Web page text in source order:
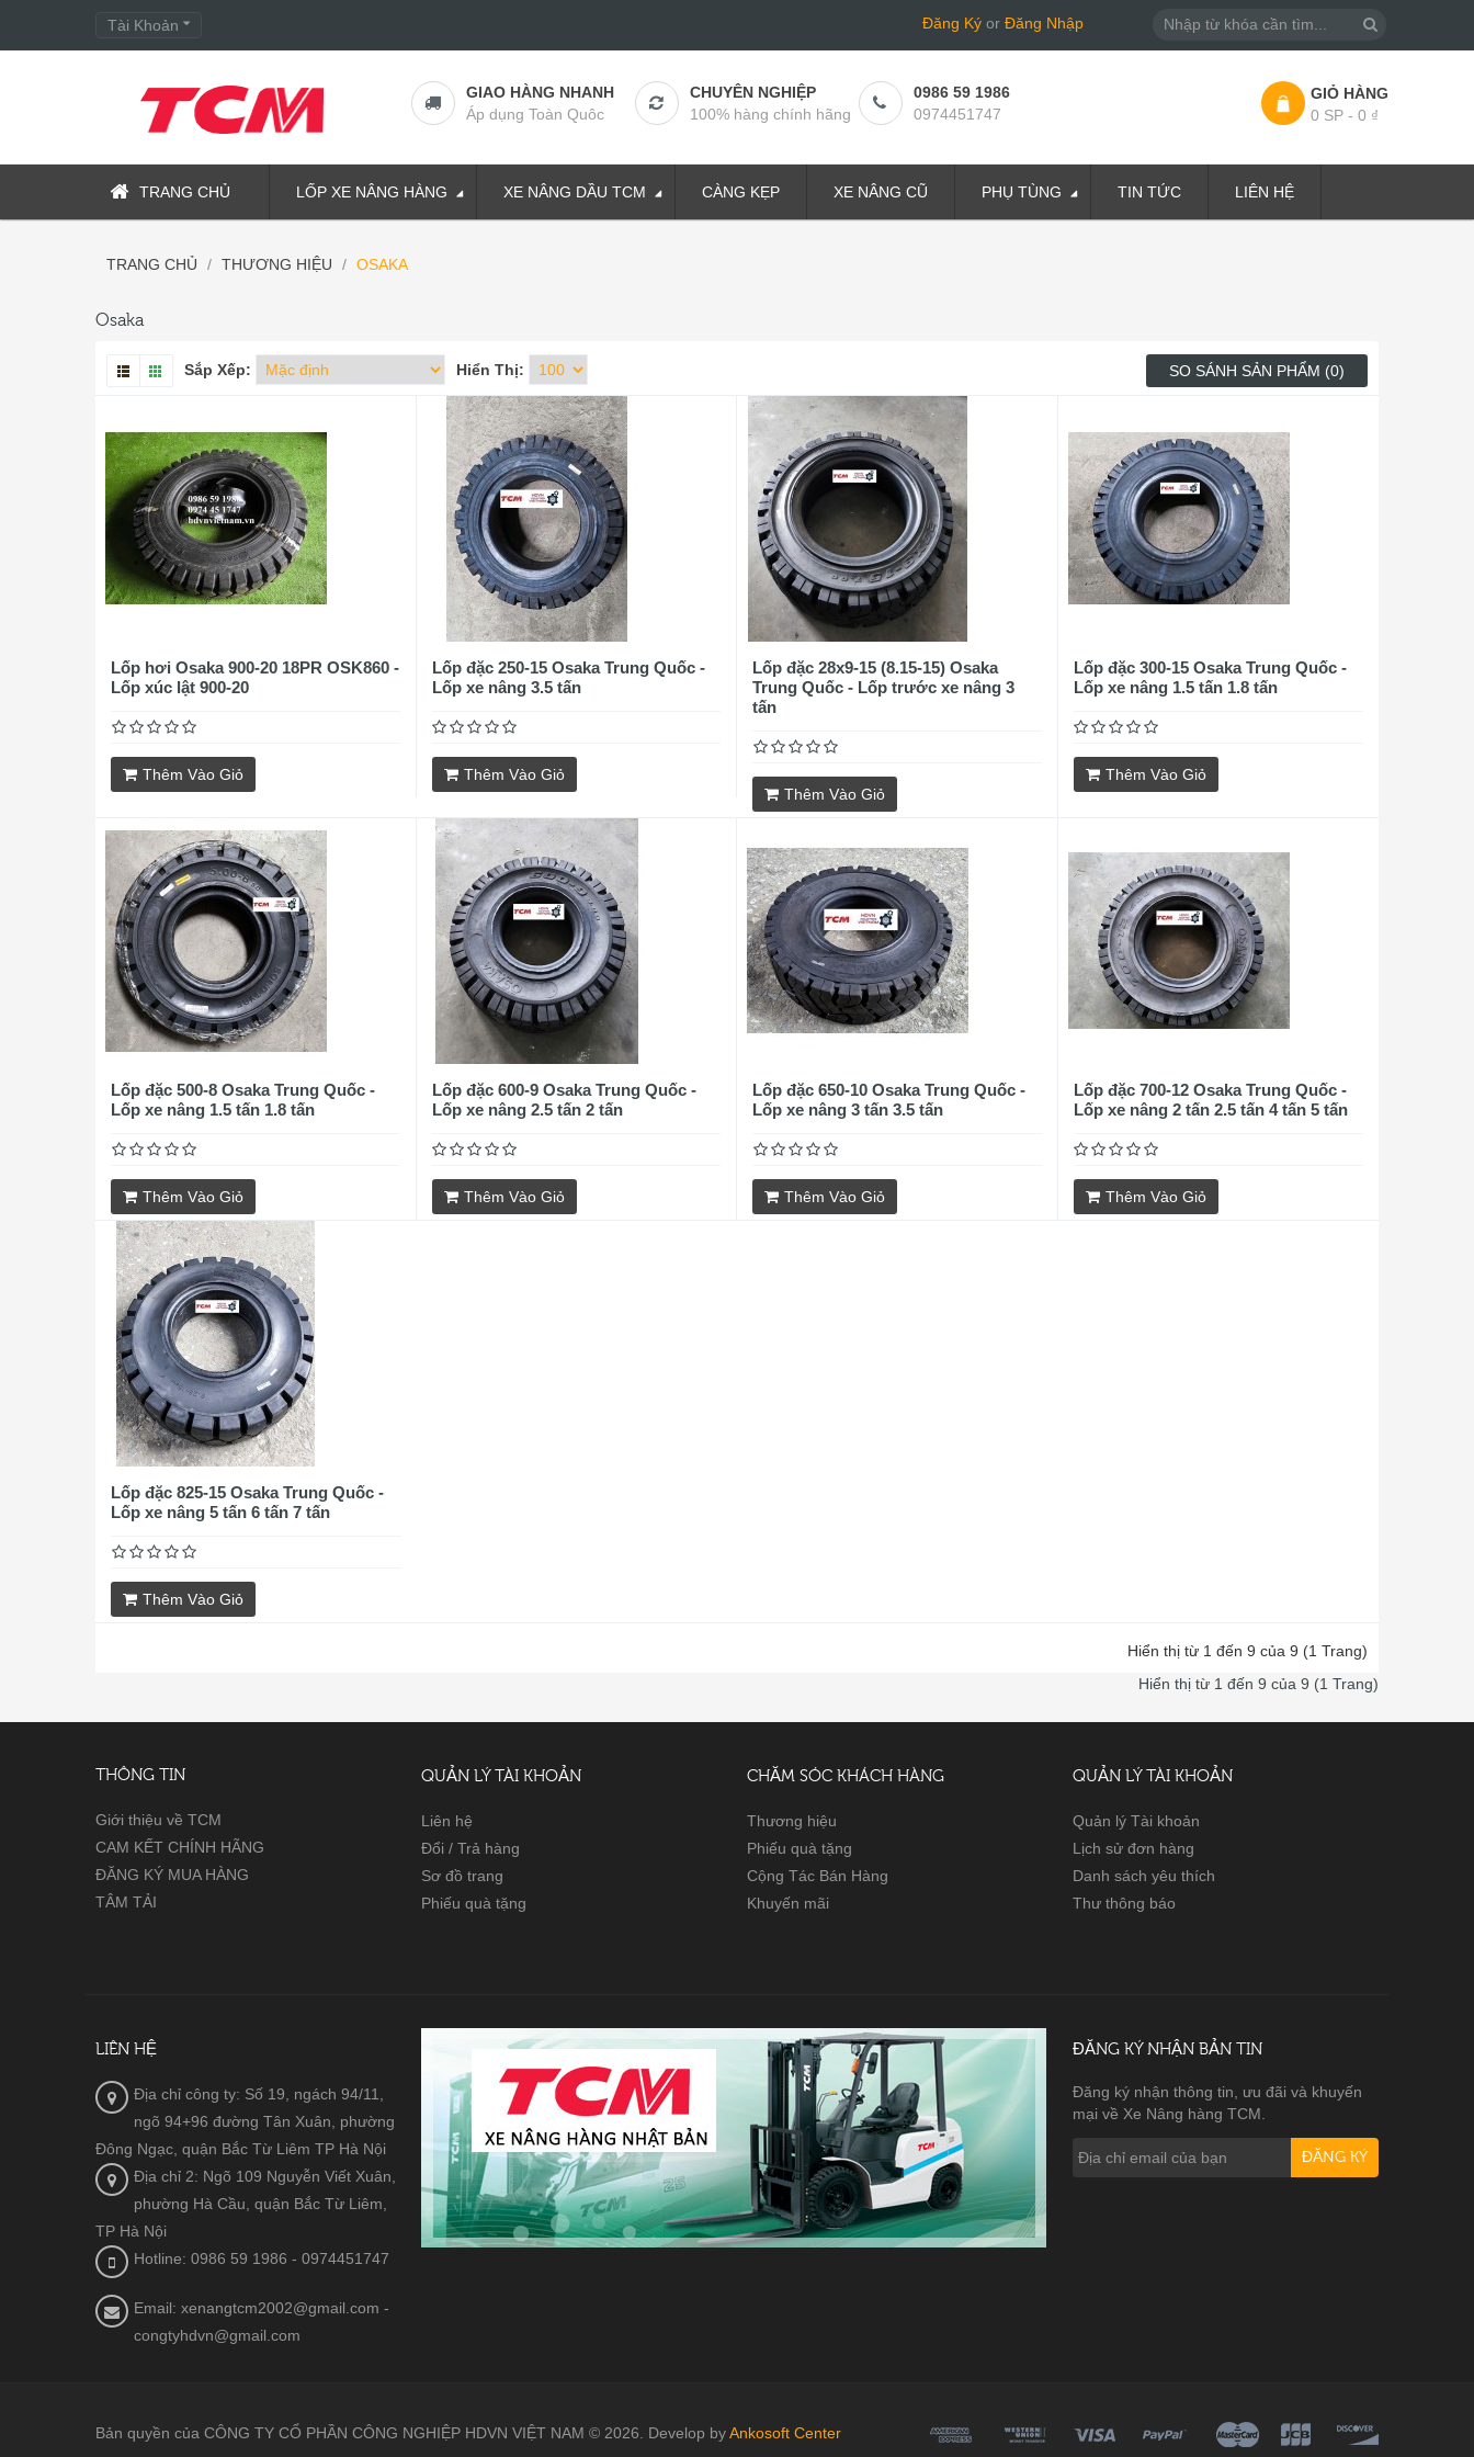
Tài Khoản Đăng Kýor Đăng Nhập
GIAO HÀNG NHANH
Áp dụng Toàn Quôc
CHUYÊN NGHIỆP
100% hàng chính hãng
0986 59 1986
0974451747
GIỎ HÀNG
0 SP - 0 ₫
TRANG CHỦ LỐP XE NÂNG HÀNG XE NÂNG DẦU TCM CÀNG KẸP XE NÂNG CŨ PHỤ TÙNG TIN TỨC LIÊN HỆ
TRANG CHỦ THƯƠNG HIỆU OSAKA
Osaka
SO SÁNH SẢN PHẨM (0)
Sắp Xếp: Hiển Thị:
Lốp hơi Osaka 900-20 18PR OSK860 -
Lốp xúc lật 900-20
Thêm Vào Giỏ
Lốp đặc 250-15 Osaka Trung Quốc -
Lốp xe nâng 3.5 tấn
Thêm Vào Giỏ
Lốp đặc 28x9-15 (8.15-15) Osaka
Trung Quốc - Lốp trước xe nâng 3
tấn
Thêm Vào Giỏ
Lốp đặc 300-15 Osaka Trung Quốc -
Lốp xe nâng 1.5 tấn 1.8 tấn
Thêm Vào Giỏ
Lốp đặc 500-8 Osaka Trung Quốc -
Lốp xe nâng 1.5 tấn 1.8 tấn
Thêm Vào Giỏ
Lốp đặc 600-9 Osaka Trung Quốc -
Lốp xe nâng 2.5 tấn 2 tấn
Thêm Vào Giỏ
Lốp đặc 650-10 Osaka Trung Quốc -
Lốp xe nâng 3 tấn 3.5 tấn
Thêm Vào Giỏ
Lốp đặc 700-12 Osaka Trung Quốc -
Lốp xe nâng 2 tấn 2.5 tấn 4 tấn 5 tấn
Thêm Vào Giỏ
Lốp đặc 825-15 Osaka Trung Quốc -
Lốp xe nâng 5 tấn 6 tấn 7 tấn
Thêm Vào Giỏ
Hiển thị từ 1 đến 9 của 9 (1 Trang)
Hiển thị từ 1 đến 9 của 9 (1 Trang)
THÔNG TIN
Giới thiệu về TCM
CAM KẾT CHÍNH HÃNG
ĐĂNG KÝ MUA HÀNG
TÂM TẢI
QUẢN LÝ TÀI KHOẢN
Liên hệ
Đổi / Trả hàng
Sơ đồ trang
Phiếu quà tặng
CHĂM SÓC KHÁCH HÀNG
Thương hiệu
Phiếu quà tặng
Cộng Tác Bán Hàng
Khuyến mãi
QUẢN LÝ TÀI KHOẢN
Quản lý Tài khoản
Lịch sử đơn hàng
Danh sách yêu thích
Thư thông báo
LIÊN HỆ
Địa chỉ công ty: Số 19, ngách 94/11,
ngõ 94+96 đường Tân Xuân, phường
Đông Ngạc, quận Bắc Từ Liêm TP Hà Nội
Địa chỉ 2: Ngõ 109 Nguyễn Viết Xuân,
phường Hà Cầu, quận Bắc Từ Liêm,
TP Hà Nội
Hotline: 0986 59 1986 - 0974451747
Email: xenangtcm2002@gmail.com -
congtyhdvn@gmail.com
ĐĂNG KÝ NHẬN BẢN TIN
Đăng ký nhận thông tin, ưu đãi và khuyến
mại về Xe Nâng hàng TCM.
ĐĂNG KÝ
Bản quyền của CÔNG TY CỔ PHẦN CÔNG NGHIỆP HDVN VIỆT NAM © 2026. Develop byAnkosoft Center